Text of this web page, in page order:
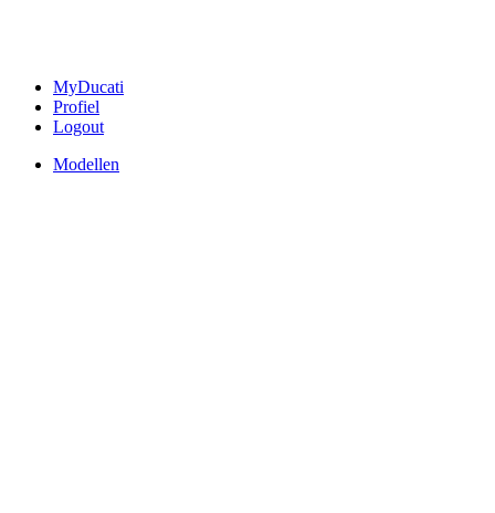
MyDucati
Profiel
Logout
Modellen